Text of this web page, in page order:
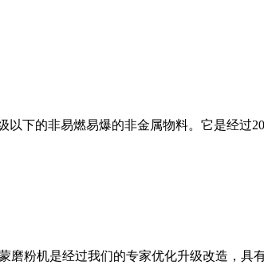
下的非易燃易爆的非金属物料。它是经过
磨粉机是经过我们的专家优化升级改造，具